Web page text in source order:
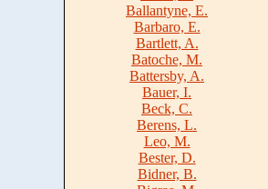
Ballantyne, E.
Barbaro, E.
Bartlett, A.
Batoche, M.
Battersby, A.
Bauer, I.
Beck, C.
Berens, L.
Leo, M.
Bester, D.
Bidner, B.